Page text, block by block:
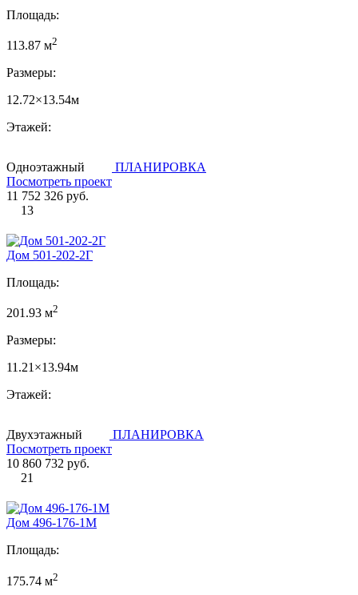
Площадь:
113.87 м2
Размеры:
12.72×13.54м
Этажей:
Одноэтажный
ПЛАНИРОВКА
Посмотреть проект
11 752 326 руб.
13
Дом 501-202-2Г
Площадь:
201.93 м2
Размеры:
11.21×13.94м
Этажей:
Двухэтажный
ПЛАНИРОВКА
Посмотреть проект
10 860 732 руб.
21
Дом 496-176-1М
Площадь:
175.74 м2